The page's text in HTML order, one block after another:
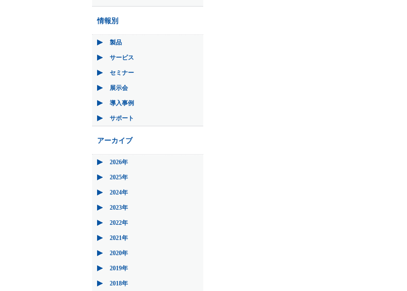
情報別
製品
サービス
セミナー
展示会
導入事例
サポート
アーカイブ
2026年
2025年
2024年
2023年
2022年
2021年
2020年
2019年
2018年